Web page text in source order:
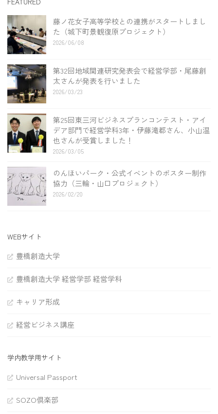
藤ノ花女子高等学校との連携がスタートしまし
た（城下町景観復原プロジェクト）
2026/06/08
第32回地域関連研究発表会で経営学部・尾藤創
太さんが発表を行いました
2026/03/23
第25回東三河ビジネスプランコンテスト・アイ
デア部門で経営学科3年・伊藤滝都さん、小山温
也さんが受賞しました！
2026/03/05
のんほいパーク・公式イベントのポスター制作
協力（三輪・山口プロジェクト）
2026/02/20
WEBサイト
豊橋創造大学
豊橋創造大学 経営学部 経営学科
キャリア形成
経営ビジネス講座
学内教学用サイト
Universal Passport
SOZO倶楽部